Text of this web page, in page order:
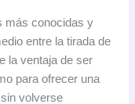
más conocidas y
entre la tirada de
la ventaja de ser
para ofrecer una
volverse